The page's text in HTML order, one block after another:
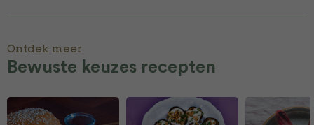
Ontdek meer
Bewuste keuzes recepten